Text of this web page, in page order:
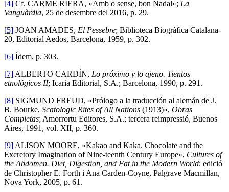
[4] Cf. CARME RIERA, «Amb o sense, bon Nadal»; La
Vanguàrdia, 25 de desembre del 2016, p. 29.
[5] JOAN AMADES, El Pessebre; Biblioteca Biogràfica Catalana-
20, Editorial Aedos, Barcelona, 1959, p. 302.
[6] Ídem, p. 303.
[7] ALBERTO CARDÍN, Lo próximo y lo ajeno. Tientos
etnológicos II; Icaria Editorial, S.A.; Barcelona, 1990, p. 291.
[8] SIGMUND FREUD, «Prólogo a la traducción al alemán de J.
B. Bourke, Scatologic Rites of All Nations (1913)», Obras
Completas; Amorrortu Editores, S.A.; tercera reimpressió, Buenos
Aires, 1991, vol. XII, p. 360.
[9] ALISON MOORE, «Kakao and Kaka. Chocolate and the
Excretory Imagination of Nine-teenth Century Europe», Cultures of
the Abdomen. Diet, Digestion, and Fat in the Modern World; edició
de Christopher E. Forth i Ana Carden-Coyne, Palgrave Macmillan,
Nova York, 2005, p. 61.